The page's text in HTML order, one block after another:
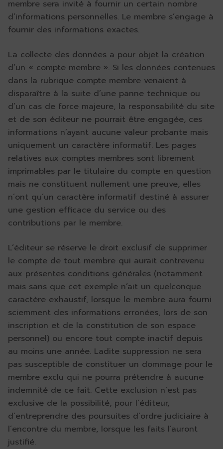
membre sera invité à fournir un certain nombre
d’informations personnelles. Le membre s’engage à
fournir des informations exactes.
La collecte des données a pour objet la création
d’un « compte membre ». Si les données contenues
dans la rubrique compte membre venaient à
disparaître à la suite d’une panne technique ou
d’un cas de force majeure, la responsabilité du site
et de son éditeur ne pourrait être engagée, ces
informations n’ayant aucune valeur probante mais
uniquement un caractère informatif. Les pages
relatives aux comptes membres sont librement
imprimables par le titulaire du compte en question
mais ne constituent nullement une preuve, elles
n’ont qu’un caractère informatif destiné à assurer
une gestion efficace du service ou des
contributions par le membre.
L’éditeur se réserve le droit exclusif de supprimer
le compte de tout membre qui aurait contrevenu
aux présentes conditions générales (notamment
mais sans que cet exemple n’ait un quelconque
caractère exhaustif, lorsque le membre aura fourni
sciemment des informations erronées, lors de son
inscription et de la constitution de son espace
personnel) ou encore tout compte inactif depuis
au moins une année. Ladite suppression ne sera
pas susceptible de constituer un dommage pour le
membre exclu qui ne pourra prétendre à aucune
indemnité de ce fait. Cette exclusion n’est pas
exclusive de la possibilité, pour l’éditeur,
d’entreprendre des poursuites d’ordre judiciaire à
l’encontre du membre, lorsque les faits l’auront
justifié.